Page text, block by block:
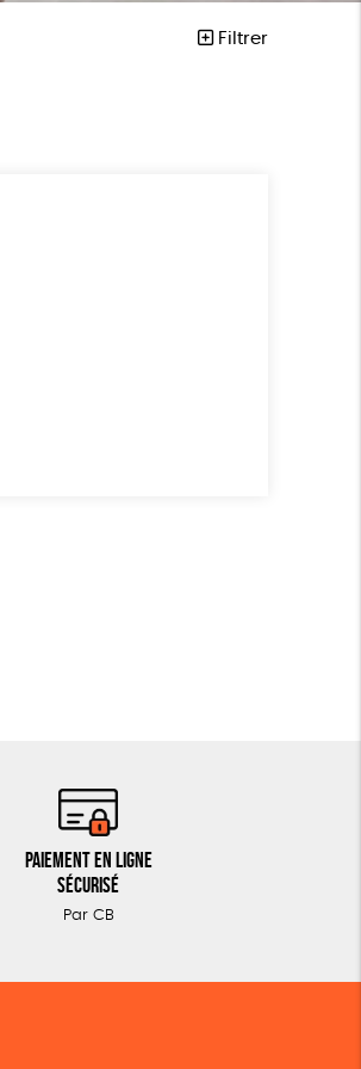
Filtrer
Paiement en ligne
sécurisé
Par CB